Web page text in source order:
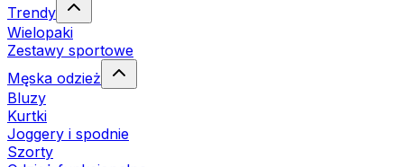
Trendy
Wielopaki
Zestawy sportowe
Męska odzież
Bluzy
Kurtki
Joggery i spodnie
Szorty